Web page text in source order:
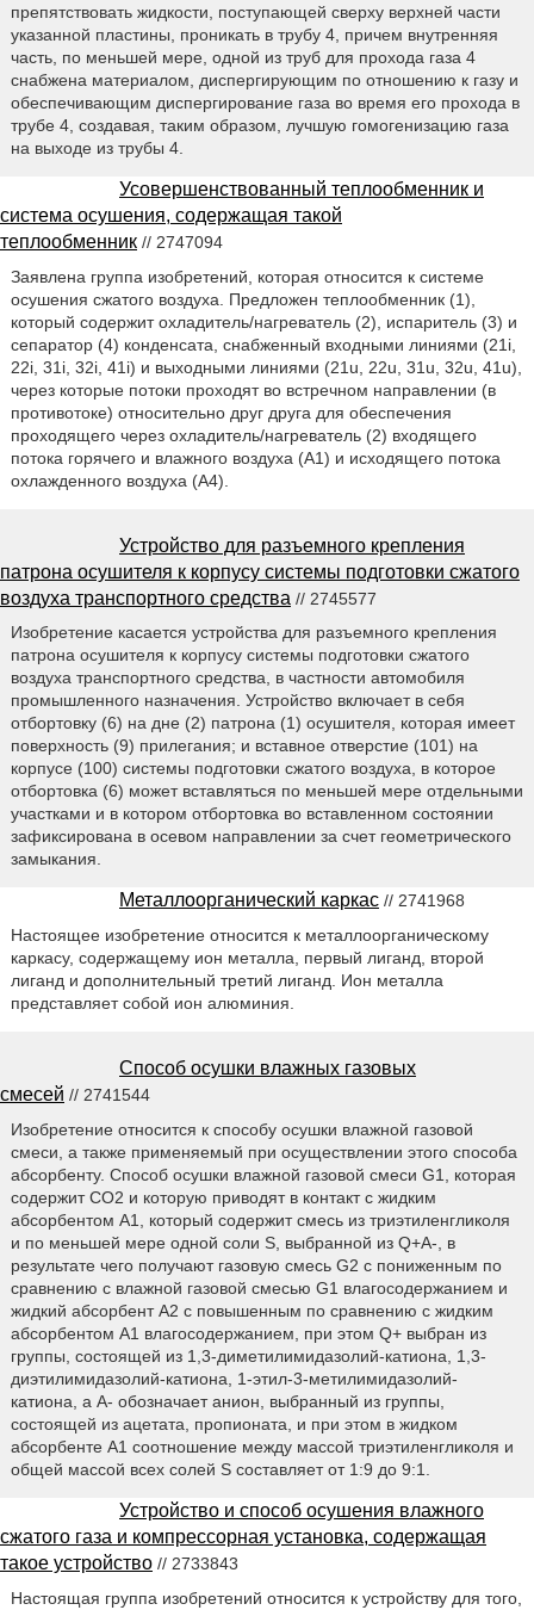
препятствовать жидкости, поступающей сверху верхней части
указанной пластины, проникать в трубу 4, причем внутренняя
часть, по меньшей мере, одной из труб для прохода газа 4
снабжена материалом, диспергирующим по отношению к газу и
обеспечивающим диспергирование газа во время его прохода в
трубе 4, создавая, таким образом, лучшую гомогенизацию газа
на выходе из трубы 4.
Усовершенствованный теплообменник и
система осушения, содержащая такой
теплообменник // 2747094
Заявлена группа изобретений, которая относится к системе
осушения сжатого воздуха. Предложен теплообменник (1),
который содержит охладитель/нагреватель (2), испаритель (3) и
сепаратор (4) конденсата, снабженный входными линиями (21i,
22i, 31i, 32i, 41i) и выходными линиями (21u, 22u, 31u, 32u, 41u),
через которые потоки проходят во встречном направлении (в
противотоке) относительно друг друга для обеспечения
проходящего через охладитель/нагреватель (2) входящего
потока горячего и влажного воздуха (А1) и исходящего потока
охлажденного воздуха (А4).
Устройство для разъемного крепления
патрона осушителя к корпусу системы подготовки сжатого
воздуха транспортного средства // 2745577
Изобретение касается устройства для разъемного крепления
патрона осушителя к корпусу системы подготовки сжатого
воздуха транспортного средства, в частности автомобиля
промышленного назначения. Устройство включает в себя
отбортовку (6) на дне (2) патрона (1) осушителя, которая имеет
поверхность (9) прилегания; и вставное отверстие (101) на
корпусе (100) системы подготовки сжатого воздуха, в которое
отбортовка (6) может вставляться по меньшей мере отдельными
участками и в котором отбортовка во вставленном состоянии
зафиксирована в осевом направлении за счет геометрического
замыкания.
Металлоорганический каркас // 2741968
Настоящее изобретение относится к металлоорганическому
каркасу, содержащему ион металла, первый лиганд, второй
лиганд и дополнительный третий лиганд. Ион металла
представляет собой ион алюминия.
Способ осушки влажных газовых
смесей // 2741544
Изобретение относится к способу осушки влажной газовой
смеси, а также применяемый при осуществлении этого способа
абсорбенту. Способ осушки влажной газовой смеси G1, которая
содержит СО2 и которую приводят в контакт с жидким
абсорбентом А1, который содержит смесь из триэтиленгликоля
и по меньшей мере одной соли S, выбранной из Q+А-, в
результате чего получают газовую смесь G2 с пониженным по
сравнению с влажной газовой смесью G1 влагосодержанием и
жидкий абсорбент А2 с повышенным по сравнению с жидким
абсорбентом А1 влагосодержанием, при этом Q+ выбран из
группы, состоящей из 1,3-диметилимидазолий-катиона, 1,3-
диэтилимидазолий-катиона, 1-этил-3-метилимидазолий-
катиона, а А- обозначает анион, выбранный из группы,
состоящей из ацетата, пропионата, и при этом в жидком
абсорбенте А1 соотношение между массой триэтиленгликоля и
общей массой всех солей S составляет от 1:9 до 9:1.
Устройство и способ осушения влажного
сжатого газа и компрессорная установка, содержащая
такое устройство // 2733843
Настоящая группа изобретений относится к устройству для того,